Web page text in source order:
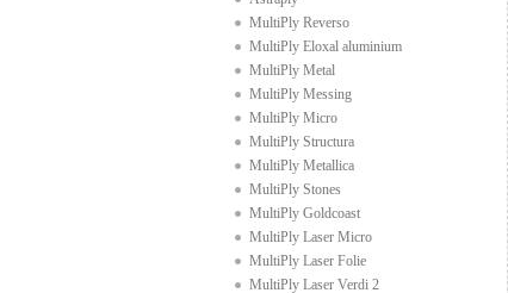
MultiPly Reverso
MultiPly Eloxal aluminium
MultiPly Metal
MultiPly Messing
MultiPly Micro
MultiPly Structura
MultiPly Metallica
MultiPly Stones
MultiPly Goldcoast
MultiPly Laser Micro
MultiPly Laser Folie
MultiPly Laser Verdi 2